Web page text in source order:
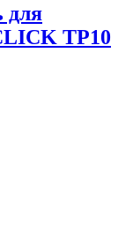
для
TP10